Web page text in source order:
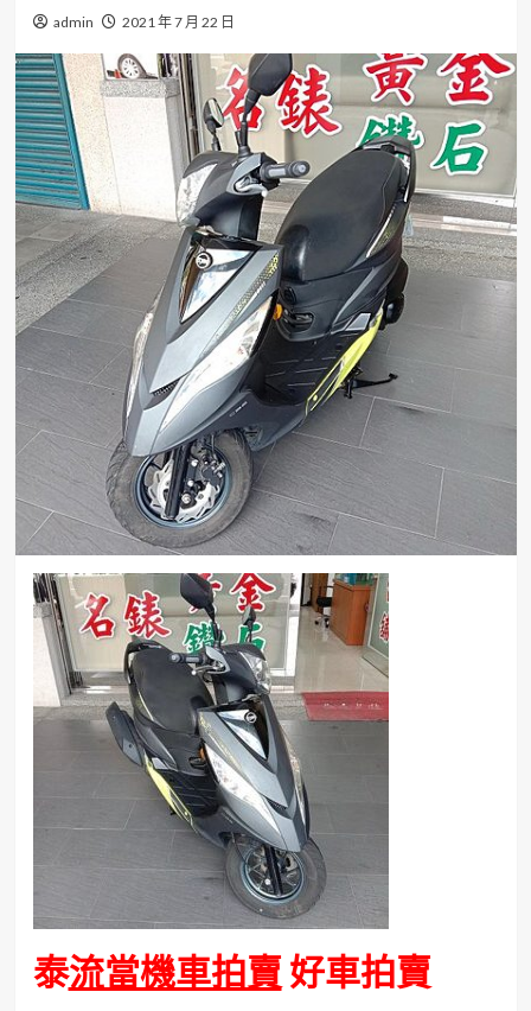
admin 2021 年 7 月 22 日
泰流當機車拍賣 好車拍賣